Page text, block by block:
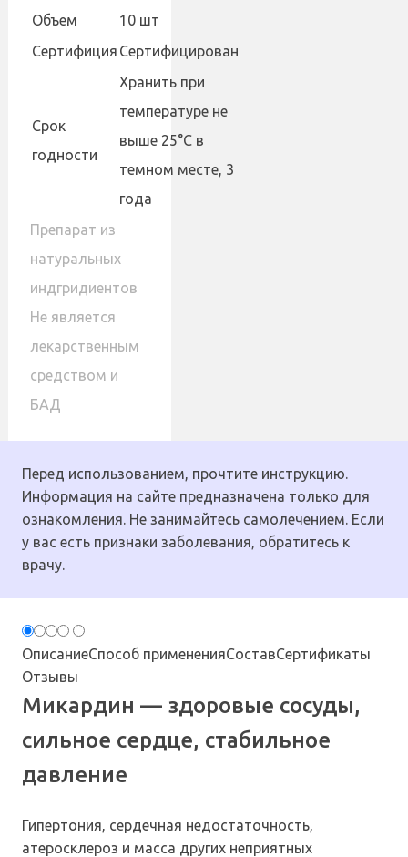
Объем
10 шт
Сертифиция Сертифицирован
Cрок
годности
Хранить при
температуре не
выше 25°С в
темном месте, 3
года
Препарат из
натуральных
индгридиентов
Не является
лекарственным
средством и
БАД
Перед использованием, прочтите инструкцию.
Информация на сайте предназначена только для
ознакомления. Не занимайтесь самолечением. Если
у вас есть признаки заболевания, обратитесь к
врачу.
ОписаниеСпособ примененияСоставСертификаты
Отзывы
Микардин — здоровые сосуды,
сильное сердце, стабильное
давление
Гипертония, сердечная недостаточность,
атеросклероз и масса других неприятных